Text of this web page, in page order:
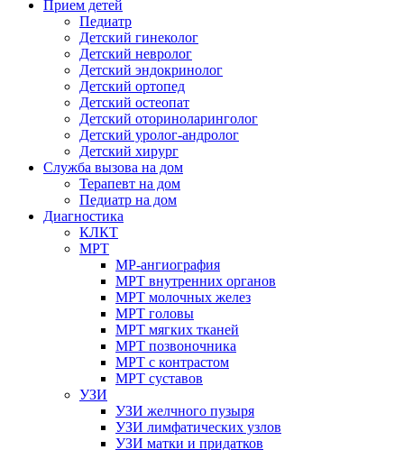
Прием детей
Педиатр
Детский гинеколог
Детский невролог
Детский эндокринолог
Детский ортопед
Детский остеопат
Детский оториноларинголог
Детский уролог-андролог
Детский хирург
Служба вызова на дом
Терапевт на дом
Педиатр на дом
Диагностика
КЛКТ
МРТ
МР-ангиография
МРТ внутренних органов
МРТ молочных желез
МРТ головы
МРТ мягких тканей
МРТ позвоночника
МРТ с контрастом
МРТ суставов
УЗИ
УЗИ желчного пузыря
УЗИ лимфатических узлов
УЗИ матки и придатков